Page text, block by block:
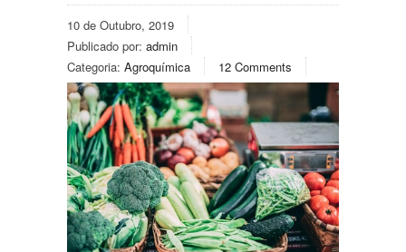
10 de Outubro, 2019
Publicado por: admin
Categoria: Agroquímica 12 Comments